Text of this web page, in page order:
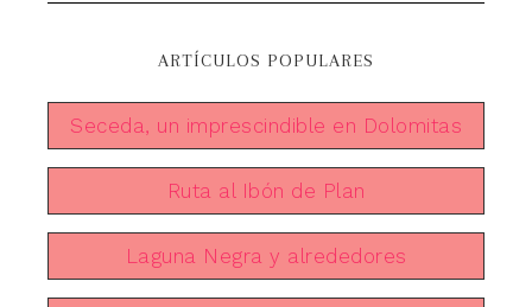
ARTÍCULOS POPULARES
Seceda, un imprescindible en Dolomitas
Ruta al Ibón de Plan
Laguna Negra y alrededores